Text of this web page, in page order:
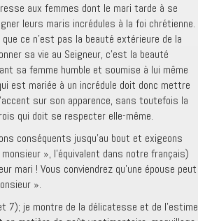
aux femmes dont le mari tarde à se
leurs maris incrédules à la foi chrétienne.
ce n’est pas la beauté extérieure de la
sa vie au Seigneur, c’est la beauté
sa femme humble et soumise à lui même
est mariée à un incrédule doit donc mettre
sur son apparence, sans toutefois la
qui doit se respecter elle-même.
conséquents jusqu’au bout et exigeons
», l’équivalent dans notre français)
mari ! Vous conviendrez qu’une épouse peut
».
7); je montre de la délicatesse et de l’estime